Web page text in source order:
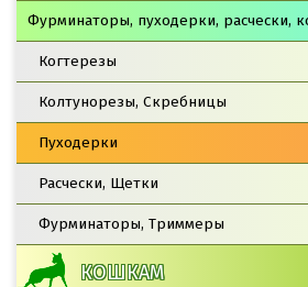
Фурминаторы, пуходерки, расчески,
Когтерезы
Колтунорезы, Скребницы
Пуходерки
Расчески, Щетки
Фурминаторы, Триммеры
КОШКАМ